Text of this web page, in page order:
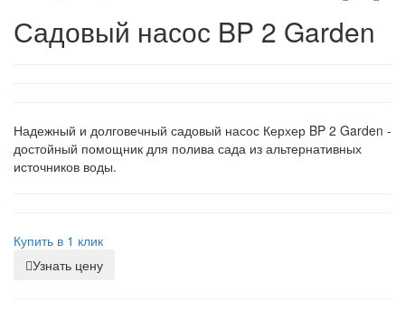
Садовый насос BP 2 Garden
Надежный и долговечный садовый насос Керхер BP 2 Garden -
достойный помощник для полива сада из альтернативных
источников воды.
Купить в 1 клик
Узнать цену